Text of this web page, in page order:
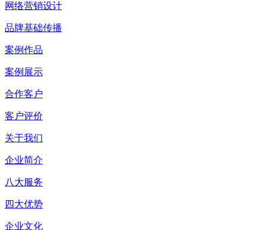
网络营销设计
品牌基础传播
案例作品
案例展示
合作客户
客户评价
关于我们
企业简介
八大服务
四大优势
企业文化